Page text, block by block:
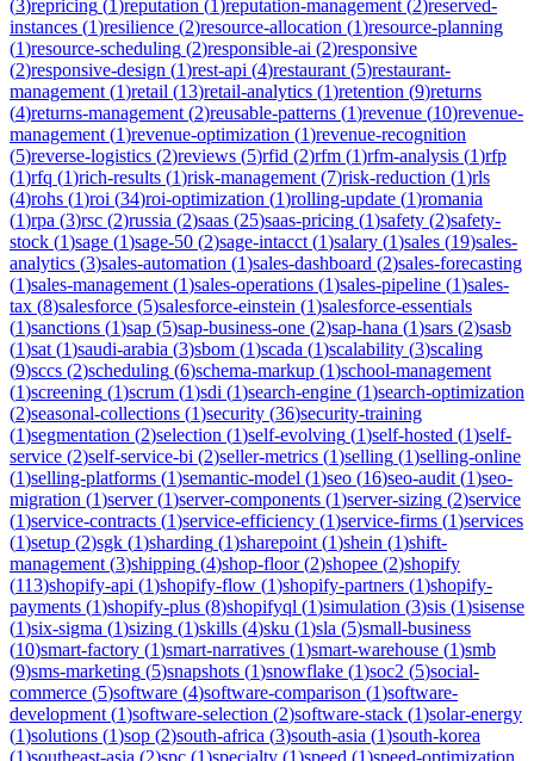
(3)repricing (1)reputation (1)reputation-management (2)reserved-
instances (1)resilience (2)resource-allocation (1)resource-planning
(1)resource-scheduling (2)responsible-ai (2)responsive
(2)responsive-design (1)rest-api (4)restaurant (5)restaurant-
management (1)retail (13)retail-analytics (1)retention (9)returns
(4)returns-management (2)reusable-patterns (1)revenue (10)revenue-
management (1)revenue-optimization (1)revenue-recognition
(5)reverse-logistics (2)reviews (5)rfid (2)rfm (1)rfm-analysis (1)rfp
(1)rfq (1)rich-results (1)risk-management (7)risk-reduction (1)rls
(4)rohs (1)roi (34)roi-optimization (1)rolling-update (1)romania
(1)rpa (3)rsc (2)russia (2)saas (25)saas-pricing (1)safety (2)safety-
stock (1)sage (1)sage-50 (2)sage-intacct (1)salary (1)sales (19)sales-
analytics (3)sales-automation (1)sales-dashboard (2)sales-forecasting
(1)sales-management (1)sales-operations (1)sales-pipeline (1)sales-
tax (8)salesforce (5)salesforce-einstein (1)salesforce-essentials
(1)sanctions (1)sap (5)sap-business-one (2)sap-hana (1)sars (2)sasb
(1)sat (1)saudi-arabia (3)sbom (1)scada (1)scalability (3)scaling
(9)sccs (2)scheduling (6)schema-markup (1)school-management
(1)screening (1)scrum (1)sdi (1)search-engine (1)search-optimization
(2)seasonal-collections (1)security (36)security-training
(1)segmentation (2)selection (1)self-evolving (1)self-hosted (1)self-
service (2)self-service-bi (2)seller-metrics (1)selling (1)selling-online
(1)selling-platforms (1)semantic-model (1)seo (16)seo-audit (1)seo-
migration (1)server(1)server-components (1)server-sizing (2)service
(1)service-contracts (1)service-efficiency (1)service-firms (1)services
(1)setup (2)sgk (1)sharding (1)sharepoint (1)shein (1)shift-
management (3)shipping (4)shop-floor(2)shopee (2)shopify
(113)shopify-api (1)shopify-flow (1)shopify-partners (1)shopify-
payments (1)shopify-plus (8)shopifyql (1)simulation (3)sis (1)sisense
(1)six-sigma (1)sizing (1)skills (4)sku (1)sla (5)small-business
(10)smart-factory (1)smart-narratives (1)smart-warehouse (1)smb
(9)sms-marketing (5)snapshots (1)snowflake (1)soc2 (5)social-
commerce (5)software (4)software-comparison (1)software-
development (1)software-selection (2)software-stack (1)solar-energy
(1)solutions (1)sop (2)south-africa (3)south-asia (1)south-korea
(1)southeast-asia (2)spc (1)specialty (1)speed (1)speed-optimization